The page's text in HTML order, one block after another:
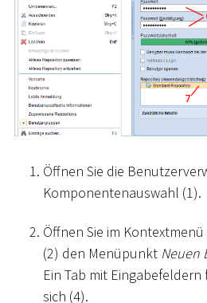
Öffnen Sie die
Komponentenauswahl (1).
Öffnen Sie im
(2) den Menüpunkt Neuen
Ein Tab mit
sich (4).